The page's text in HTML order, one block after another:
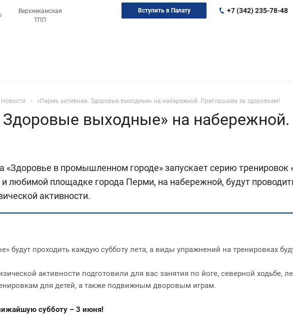
Верхнекамская
ТПП
+7 (342) 235-78-48
Вступить в Палату
Новости «Пермь активная. Здоровые выходные» на набережной. Приглашаем за здоровьем!
Здоровые выходные» на
«Здоровье в промышленном городе» запускает серию
любимой площадке города Перми, на набережной, будут
активности.
будут проходить каждую субботу лета, а виды упражнений на тренировках
активности подготовили для вас занятия по йоге, северной ходьбе,
для детей, а также подвижным дворовым играм.
субботу – 3 июня!